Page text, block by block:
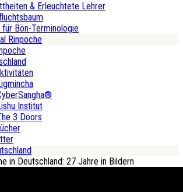
& Erleuchtete Lehrer
für Bön-Terminologie
Rinpoche
Institut
3 Doors
in Deutschland: 27 Jahre in Bildern